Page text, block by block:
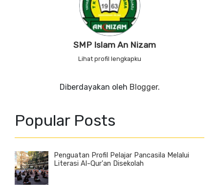
SMP Islam An Nizam
Lihat profil lengkapku
Diberdayakan oleh Blogger.
Popular Posts
Penguatan Profil Pelajar Pancasila Melalui
Literasi Al-Qur'an Disekolah